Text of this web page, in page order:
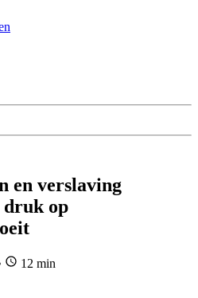
en verslaving
op
12 min